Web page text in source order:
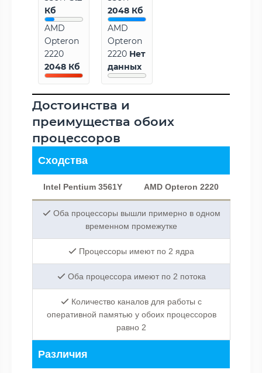
Кб
AMD
Opteron
2220
2048 Кб
2048 Кб
AMD
Opteron
2220 Нет
данных
Достоинства и
преимущества обоих
процессоров
Сходства
Intel Pentium 3561Y AMD Opteron 2220
Оба процессоры вышли примерно в одном
временном промежутке
Процессоры имеют по 2 ядра
Оба процессора имеют по 2 потока
Количество каналов для работы с
оперативной памятью у обоих процессоров
равно 2
Различия